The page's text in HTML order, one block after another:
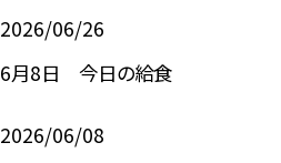
2026/06/26
6月8日 今日の給食
2026/06/08